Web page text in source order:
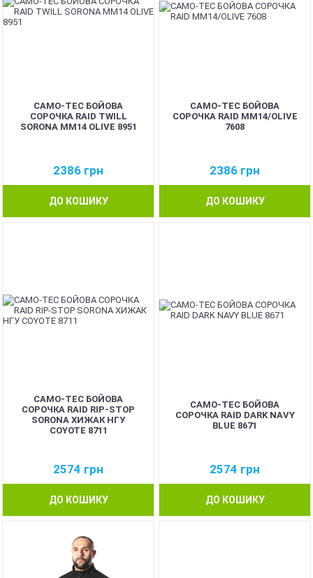
CAMO-TEC БОЙОВА
СОРОЧКА RAID TWILL
SORONA MM14 OLIVE 8951
2386 грн
ДО КОШИКУ
CAMO-TEC БОЙОВА
СОРОЧКА RAID MM14/OLIVE
7608
2386 грн
ДО КОШИКУ
CAMO-TEC БОЙОВА
СОРОЧКА RAID RIP-STOP
SORONA ХИЖАК НГУ
COYOTE 8711
2574 грн
ДО КОШИКУ
CAMO-TEC БОЙОВА
СОРОЧКА RAID DARK NAVY
BLUE 8671
2574 грн
ДО КОШИКУ